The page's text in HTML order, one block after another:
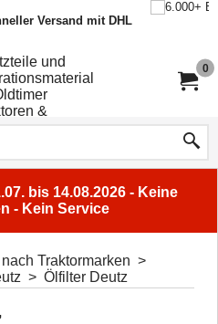
Versand mit DHL
0
bis 14.08.2026 - Keine
- Kein Service
Traktormarken >
> Ölfilter Deutz